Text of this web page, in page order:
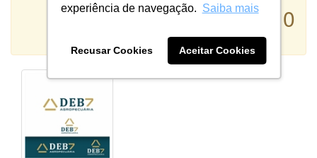
experiência de navegação. Saiba mais
Recusar Cookies Aceitar Cookies
10
Atendimento: